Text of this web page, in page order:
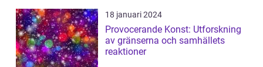
18 januari 2024
Provocerande Konst: Utforskning
av gränserna och samhällets
reaktioner